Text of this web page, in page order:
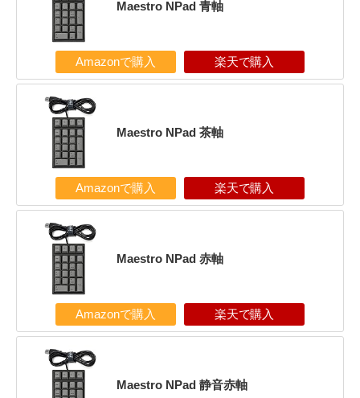
Maestro NPad 青軸
Amazonで購入 楽天で購入
Maestro NPad 茶軸
Amazonで購入 楽天で購入
Maestro NPad 赤軸
Amazonで購入 楽天で購入
Maestro NPad 静音赤軸